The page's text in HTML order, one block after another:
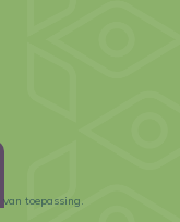
toepassing.